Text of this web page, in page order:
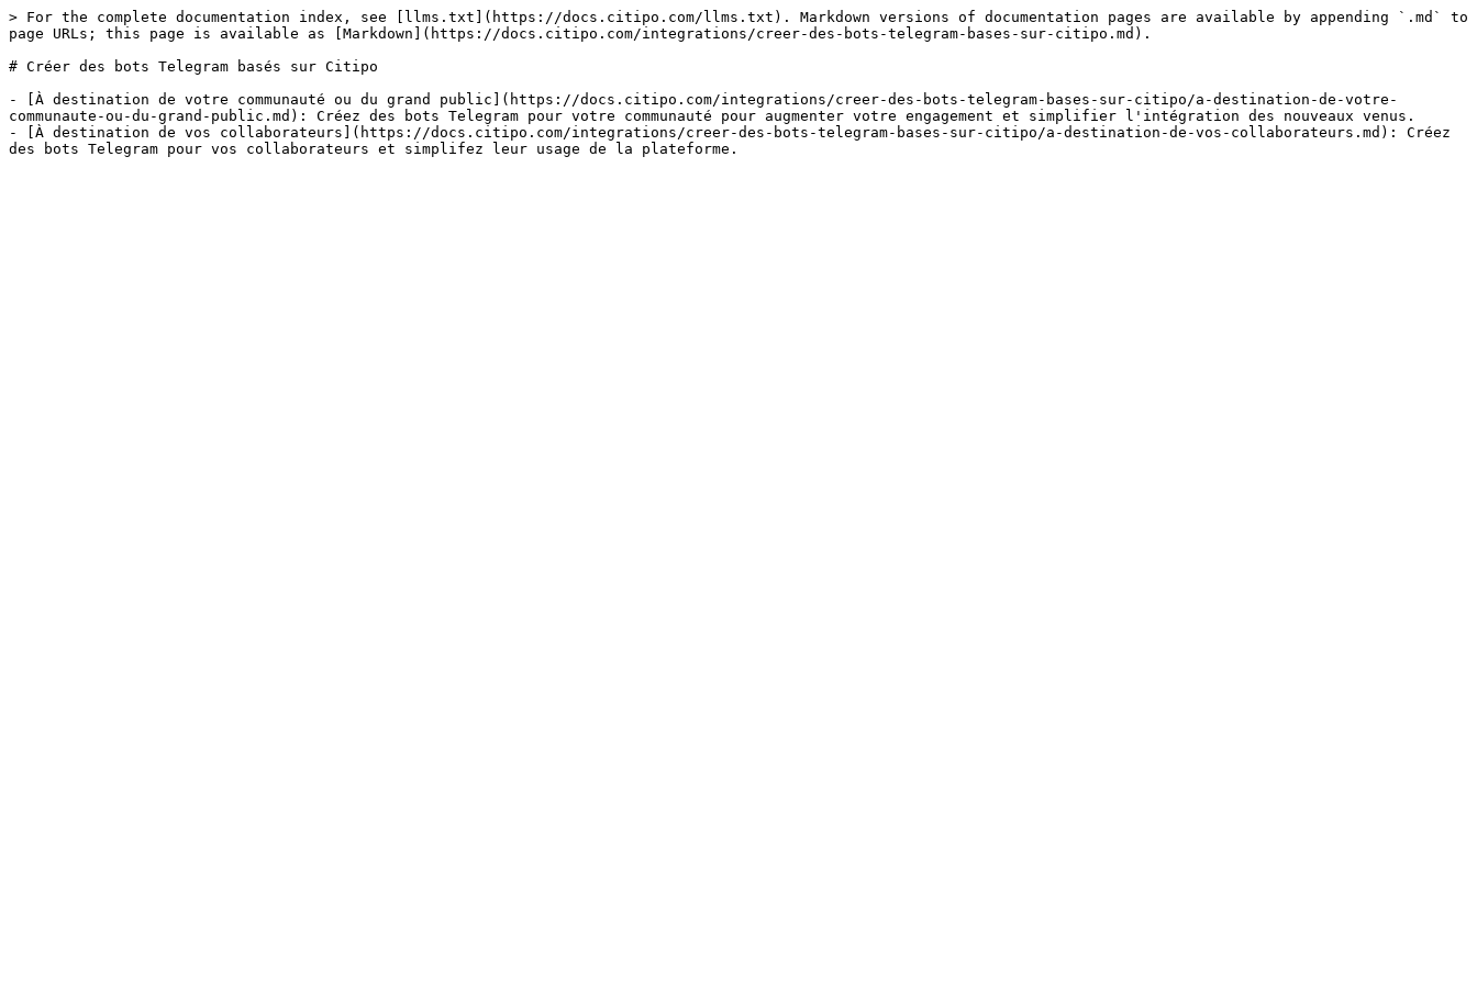
> For the complete documentation index, see [llms.txt](https://docs.citipo.com/llms.txt). Markdown versions of documentation pages are available by appending `.md` to
page URLs; this page is available as [Markdown](https://docs.citipo.com/integrations/creer-des-bots-telegram-bases-sur-citipo.md).
# Créer des bots Telegram basés sur Citipo
- [À destination de votre communauté ou du grand public](https://docs.citipo.com/integrations/creer-des-bots-telegram-bases-sur-citipo/a-destination-de-votre-
communaute-ou-du-grand-public.md): Créez des bots Telegram pour votre communauté pour augmenter votre engagement et simplifier l'intégration des nouveaux venus.
- [À destination de vos collaborateurs](https://docs.citipo.com/integrations/creer-des-bots-telegram-bases-sur-citipo/a-destination-de-vos-collaborateurs.md): Créez